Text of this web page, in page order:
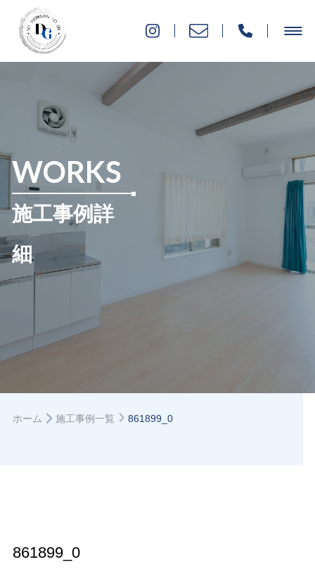
WORKS
施工事例詳
細
ホーム 施工事例一覧 861899_0
861899_0